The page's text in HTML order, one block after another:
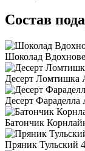
Состав
Шоколад
Десерт Ломтишка
Десерт Фараделла
Батончик
Пряник Тульский